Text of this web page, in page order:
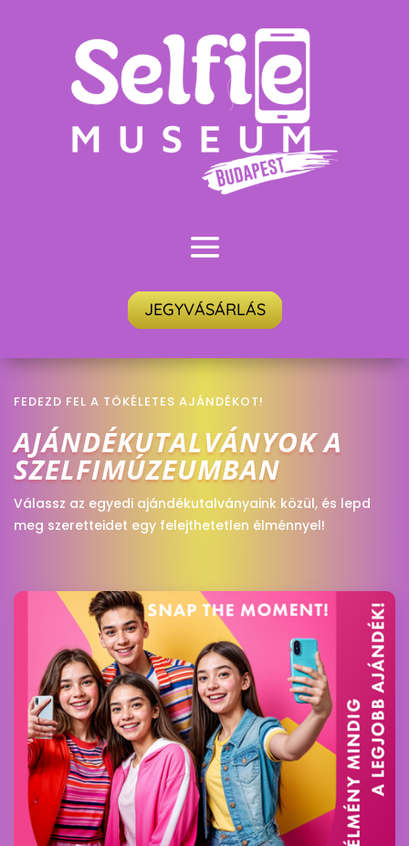
JEGYVÁSÁRLÁS
FEDEZD FEL A TÖKÉLETES AJÁNDÉKOT!
AJÁNDÉKUTALVÁNYOK A
SZELFIMÚZEUMBAN
Válassz az egyedi ajándékutalványaink közül, és lepd
meg szeretteidet egy felejthetetlen élménnyel!